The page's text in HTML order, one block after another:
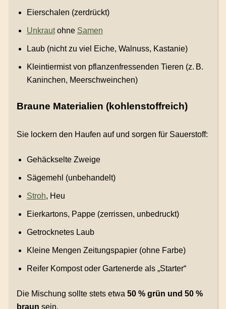
Eierschalen (zerdrückt)
Unkrautohne Samen
Laub (nicht zu viel Eiche, Walnuss, Kastanie)
Kleintiermist von pflanzenfressenden Tieren (z. B.
Kaninchen, Meerschweinchen)
Braune Materialien (kohlenstoffreich)
Sie lockern den Haufen auf und sorgen für Sauerstoff:
Gehäckselte Zweige
Sägemehl (unbehandelt)
Stroh, Heu
Eierkartons, Pappe (zerrissen, unbedruckt)
Getrocknetes Laub
Kleine Mengen Zeitungspapier (ohne Farbe)
Reifer Kompost oder Gartenerde als „Starter“
Die Mischung sollte stets etwa 50 % grün und 50 %
braun sein.